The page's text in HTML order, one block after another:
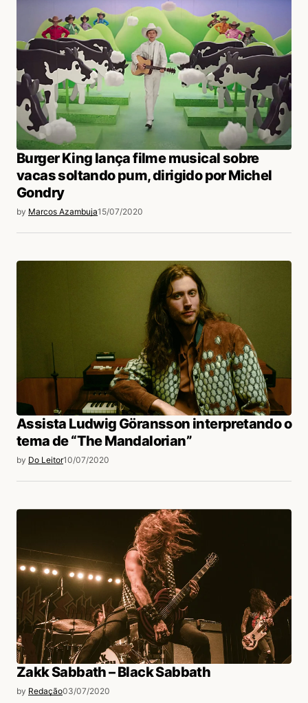
Burger King lança filme musical sobre
vacas soltando pum, dirigido por Michel
Gondry
by Marcos Azambuja15/07/2020
Assista Ludwig Göransson interpretando o
tema de “The Mandalorian”
by Do Leitor10/07/2020
Zakk Sabbath – Black Sabbath
by Redação03/07/2020